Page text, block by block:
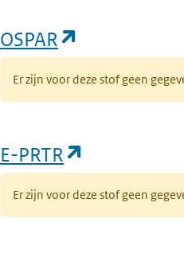
OSPAR
Er zijn voor deze stof geen
E-PRTR
Er zijn voor deze stof geen